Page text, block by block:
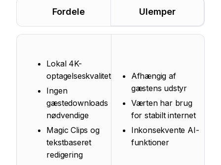
Fordele Ulemper
Lokal 4K-
optagelseskvalitet
Ingen
gæstedownloads
nødvendige
Magic Clips og
tekstbaseret
redigering
Afhængig af
gæstens udstyr
Værten har brug
for stabilt internet
Inkonsekvente AI-
funktioner